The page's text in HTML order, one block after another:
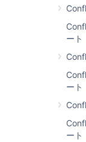
ート
ート
ート
さらに読む
本リリー
アップグ
い。
投票の